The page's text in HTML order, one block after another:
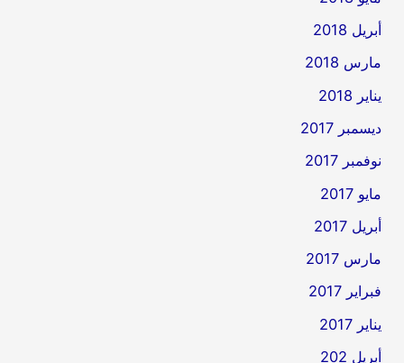
أبريل 2018
مارس 2018
يناير 2018
ديسمبر 2017
نوفمبر 2017
مايو 2017
أبريل 2017
مارس 2017
فبراير 2017
يناير 2017
أبريل 202